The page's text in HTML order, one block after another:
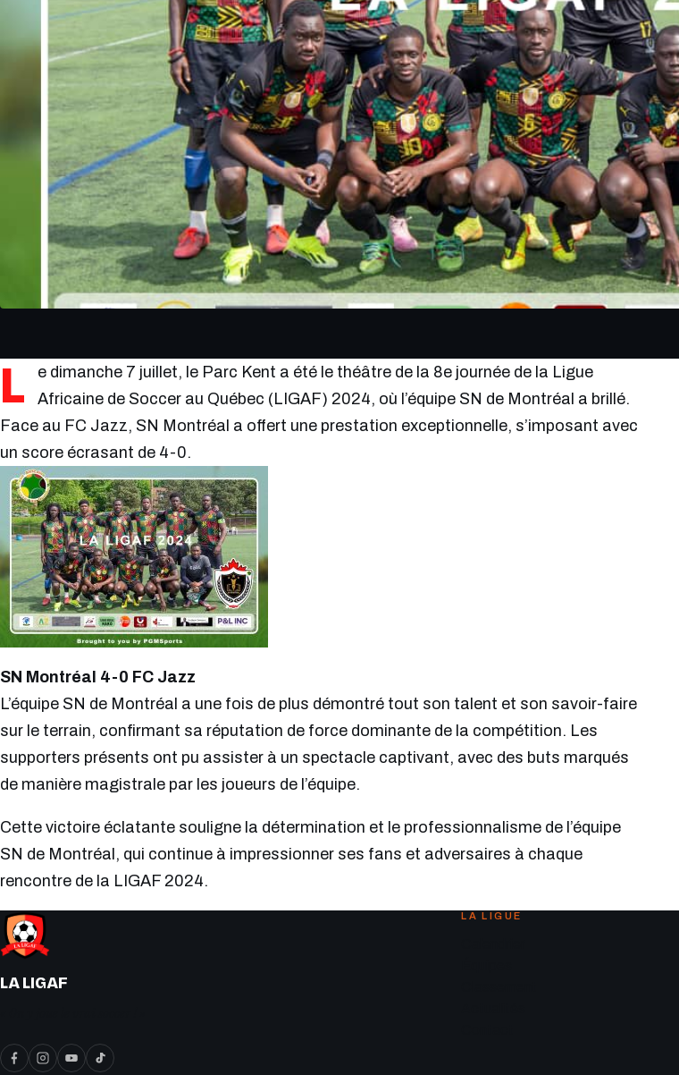
L
e dimanche 7 juillet, le Parc Kent a été le théâtre de la 8e journée de la Ligue
Africaine de Soccer au Québec (LIGAF) 2024, où l’équipe SN de Montréal a brillé.
Face au FC Jazz, SN Montréal a offert une prestation exceptionnelle, s’imposant avec
un score écrasant de 4-0.
SN Montréal 4-0 FC Jazz
L’équipe SN de Montréal a une fois de plus démontré tout son talent et son savoir-faire
sur le terrain, confirmant sa réputation de force dominante de la compétition. Les
supporters présents ont pu assister à un spectacle captivant, avec des buts marqués
de manière magistrale par les joueurs de l’équipe.
Cette victoire éclatante souligne la détermination et le professionnalisme de l’équipe
SN de Montréal, qui continue à impressionner ses fans et adversaires à chaque
rencontre de la LIGAF 2024.
LA LIGAF
LA LIGUE